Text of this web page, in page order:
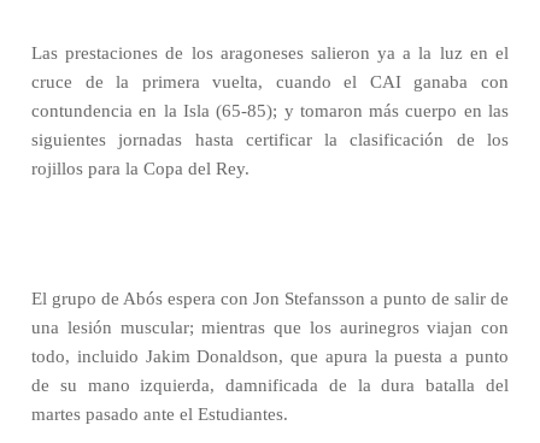
Las prestaciones de los aragoneses salieron ya a la luz en el
cruce de la primera vuelta, cuando el CAI ganaba con
contundencia en la Isla (65-85); y tomaron más cuerpo en las
siguientes jornadas hasta certificar la clasificación de los
rojillos para la Copa del Rey.
El grupo de Abós espera con Jon Stefansson a punto de salir de
una lesión muscular; mientras que los aurinegros viajan con
todo, incluido Jakim Donaldson, que apura la puesta a punto
de su mano izquierda, damnificada de la dura batalla del
martes pasado ante el Estudiantes.